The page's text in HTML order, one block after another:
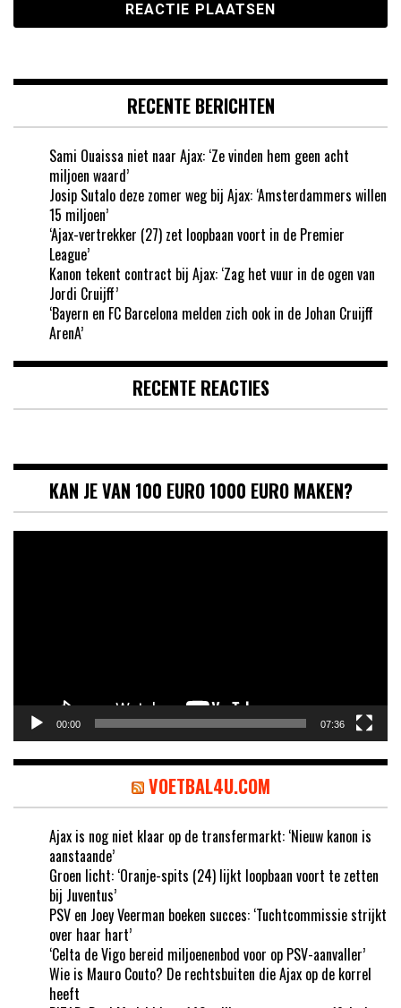
RECENTE BERICHTEN
Sami Ouaissa niet naar Ajax: ‘Ze vinden hem geen acht
miljoen waard’
Josip Sutalo deze zomer weg bij Ajax: ‘Amsterdammers willen
15 miljoen’
‘Ajax-vertrekker (27) zet loopbaan voort in de Premier
League’
Kanon tekent contract bij Ajax: ‘Zag het vuur in de ogen van
Jordi Cruijff’
‘Bayern en FC Barcelona melden zich ook in de Johan Cruijff
ArenA’
RECENTE REACTIES
KAN JE VAN 100 EURO 1000 EURO MAKEN?
00:00 07:36
VOETBAL4U.COM
Ajax is nog niet klaar op de transfermarkt: ‘Nieuw kanon is
aanstaande’
Groen licht: ‘Oranje-spits (24) lijkt loopbaan voort te zetten
bij Juventus’
PSV en Joey Veerman boeken succes: ‘Tuchtcommissie strijkt
over haar hart’
‘Celta de Vigo bereid miljoenenbod voor op PSV-aanvaller’
Wie is Mauro Couto? De rechtsbuiten die Ajax op de korrel
heeft